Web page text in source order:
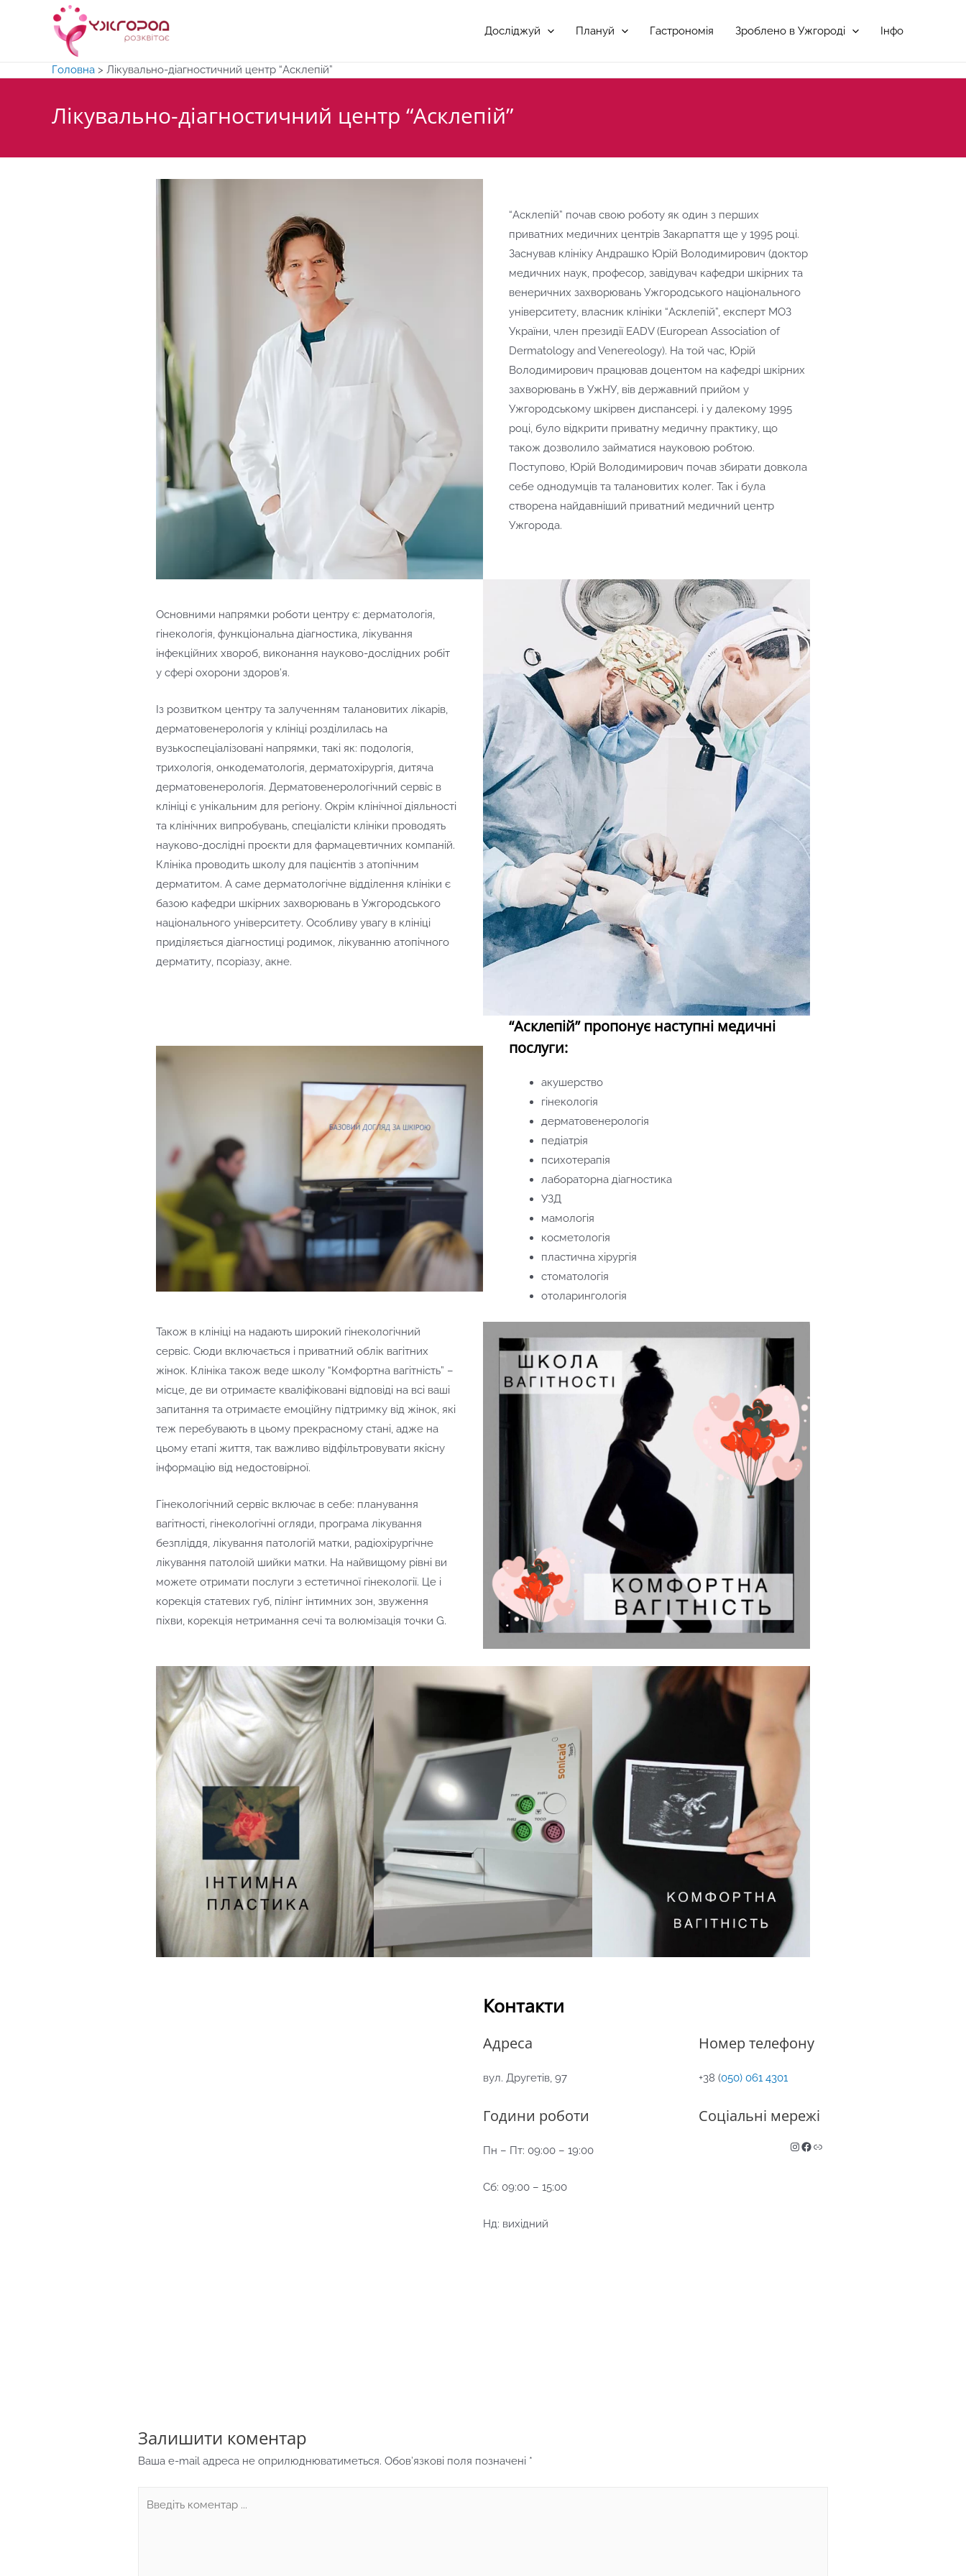
Досліджуй Плануй Гастрономія Зроблено в Ужгороді Інфо
Головна > Лікувально-діагностичний центр “Асклепій”
Лікувально-діагностичний центр “Асклепій”
“Асклепій” почав свою роботу як один з перших
приватних медичних центрів Закарпаття ще у 1995 році.
Заснував клініку Андрашко Юрій Володимирович (доктор
медичних наук, професор, завідувач кафедри шкірних та
венеричних захворювань Ужгородського національного
університету, власник клініки “Асклепій”, експерт МОЗ
України, член президії EADV (European Association of
Dermatology and Venereology). На той час, Юрій
Володимирович працював доцентом на кафедрі шкірних
захворювань в УжНУ, вів державний прийом у
Ужгородському шкірвен диспансері. і у далекому 1995
році, було відкрити приватну медичну практику, що
також дозволило займатися науковою робтою.
Поступово, Юрій Володимирович почав збирати довкола
себе однодумців та талановитих колег. Так і була
створена найдавніший приватний медичний центр
Ужгорода.
Основними напрямки роботи центру є: дерматологія,
гінекологія, функціональна діагностика, лікування
інфекційних хвороб, виконання науково-дослідних робіт
у сфері охорони здоров’я.
Із розвитком центру та залученням талановитих лікарів,
дерматовенерологія у клініці розділилась на
вузькоспеціалізовані напрямки, такі як: подологія,
трихологія, онкодематологія, дерматохірургія, дитяча
дерматовенерологія. Дерматовенерологічний сервіс в
клініці є унікальним для регіону. Окрім клінічної діяльності
та клінічних випробувань, спеціалісти клініки проводять
науково-дослідні проєкти для фармацевтичних компаній.
Клініка проводить школу для пацієнтів з атопічним
дерматитом. А саме дерматологічне відділення клініки є
базою кафедри шкірних захворювань в Ужгородського
національного університету. Особливу увагу в клініці
приділяється діагностиці родимок, лікуванню атопічного
дерматиту, псоріазу, акне.
“Асклепій” пропонує наступні медичні
послуги:
акушерство
гінекологія
дерматовенерологія
педіатрія
психотерапія
лабораторна діагностика
УЗД
мамологія
косметологія
пластична хірургія
стоматологія
отоларингологія
Також в клініці на надають широкий гінекологічний
сервіс. Сюди включається і приватний облік вагітних
жінок. Клініка також веде школу “Комфортна вагітність” –
місце, де ви отримаєте кваліфіковані відповіді на всі ваші
запитання та отримаєте емоційну підтримку від жінок, які
теж перебувають в цьому прекрасному стані, адже на
цьому етапі життя, так важливо відфільтровувати якісну
інформацію від недостовірної.
Гінекологічний сервіс включає в себе: планування
вагітності, гінекологічні огляди, програма лікування
безпліддя, лікування патологій матки, радіохірургічне
лікування патолоій шийки матки. На найвищому рівні ви
можете отримати послуги з естетичної гінекології. Це і
корекція статевих губ, пілінг інтимних зон, звуження
піхви, корекція нетримання сечі та волюмізація точки G.
Контакти
Адреса
вул. Другетів, 97
Номер телефону
+38 (050) 061 4301
Години роботи
Пн – Пт: 09:00 – 19:00
Сб: 09:00 – 15:00
Нд: вихідний
Соціальні мережі
InstagramFacebook Link
Залишити коментар
Ваша e-mail адреса не оприлюднюватиметься. Обов’язкові поля позначені *